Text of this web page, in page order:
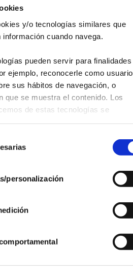
y/o tecnologías similares que
cuando navega.
pueden servir para finalidades
ejemplo, reconocerle como
sus hábitos de navegación, o
que se muestra el contenido. Los
de estas tecnologías se
personalización
en torno a temáticas clave
una oportunidad para dar
estudios y compromisos
de Aragóny Fundación
.
lugar, objetivos, ¿a quién va